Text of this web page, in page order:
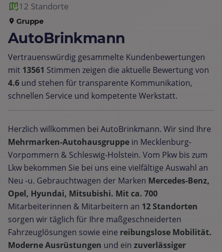
12 Standorte
Gruppe
AutoBrinkmann
Vertrauenswürdig gesammelte Kundenbewertungen
mit 13561 Stimmen zeigen die aktuelle Bewertung von
4.6 und stehen für transparente Kommunikation,
schnellen Service und kompetente Werkstatt.
Herzlich willkommen bei AutoBrinkmann. Wir sind Ihre
Mehrmarken-Autohausgruppe in Mecklenburg-
Vorpommern & Schleswig-Holstein. Vom Pkw bis zum
Lkw bekommen Sie bei uns eine vielfältige Auswahl an
Neu -u. Gebrauchtwagen der Marken Mercedes-Benz,
Opel, Hyundai, Mitsubishi. Mit ca. 700
Mitarbeiterinnen & Mitarbeitern an 12 Standorten
sorgen wir täglich für Ihre maßgeschneiderten
Fahrzeuglösungen sowie eine reibungslose Mobilität.
Moderne Ausrüstungen und ein zuverlässiger